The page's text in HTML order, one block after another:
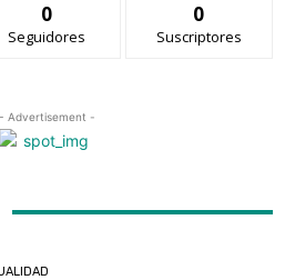
0
Seguidores
0
Suscriptores
- Advertisement -